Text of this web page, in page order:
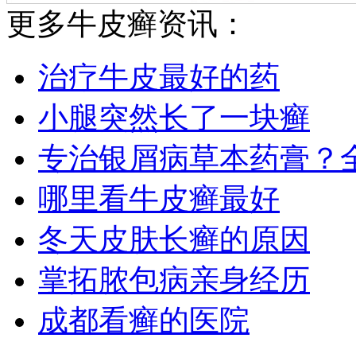
更多牛皮癣资讯：
治疗牛皮最好的药
小腿突然长了一块癣
专治银屑病草本药膏？
哪里看牛皮癣最好
冬天皮肤长癣的原因
掌拓脓包病亲身经历
成都看癣的医院